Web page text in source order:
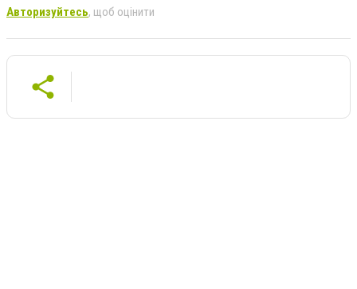
Авторизуйтесь, щоб оцінити